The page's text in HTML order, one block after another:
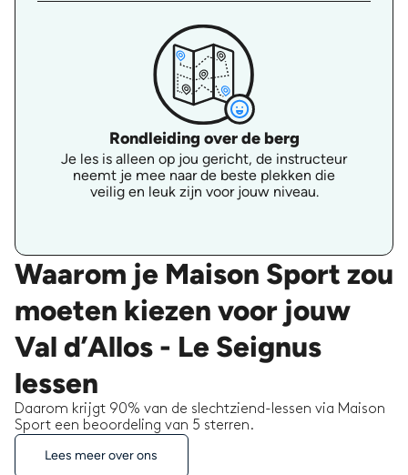
Rondleiding over de berg
Je les is alleen op jou gericht, de instructeur
neemt je mee naar de beste plekken die
veilig en leuk zijn voor jouw niveau.
Waarom je Maison Sport zou
moeten kiezen voor jouw
Val d’Allos - Le Seignus
lessen
Daarom krijgt 90% van de slechtziend-lessen via Maison
Sport een beoordeling van 5 sterren.
Lees meer over ons